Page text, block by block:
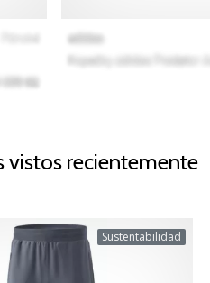
vistos recientemente
Sustentabilidad